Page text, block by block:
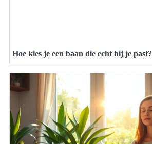
Hoe kies je een baan die echt bij je past?